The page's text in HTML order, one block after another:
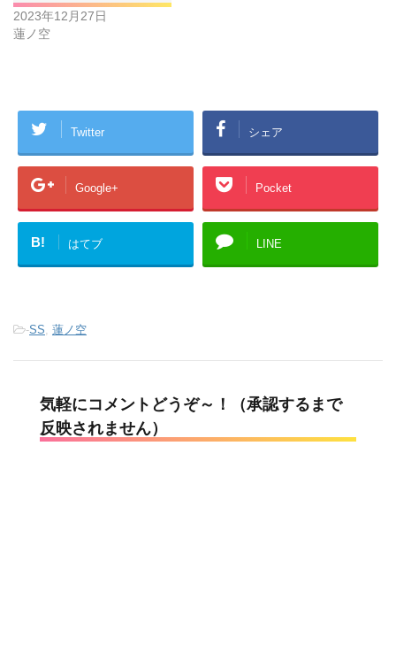
2023年12月27日
蓮ノ空
Twitter シェア
Google+ Pocket
B! はてブ LINE
-SS, 蓮ノ空
気軽にコメントどうぞ～！（承認するまで
反映されません）